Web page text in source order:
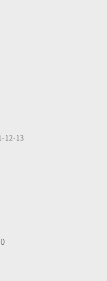
12-13